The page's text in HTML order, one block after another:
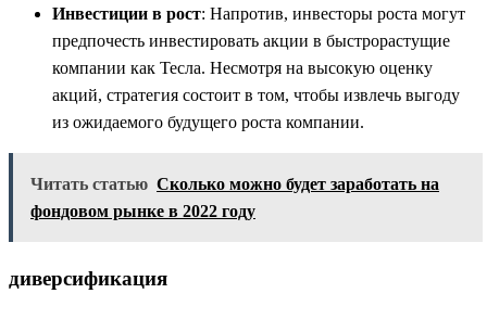
Инвестиции в рост: Напротив, инвесторы роста могут
предпочесть инвестировать акции в быстрорастущие
компании как Тесла. Несмотря на высокую оценку
акций, стратегия состоит в том, чтобы извлечь выгоду
из ожидаемого будущего роста компании.
Читать статью Сколько можно будет заработать на
фондовом рынке в 2022 году
диверсификация